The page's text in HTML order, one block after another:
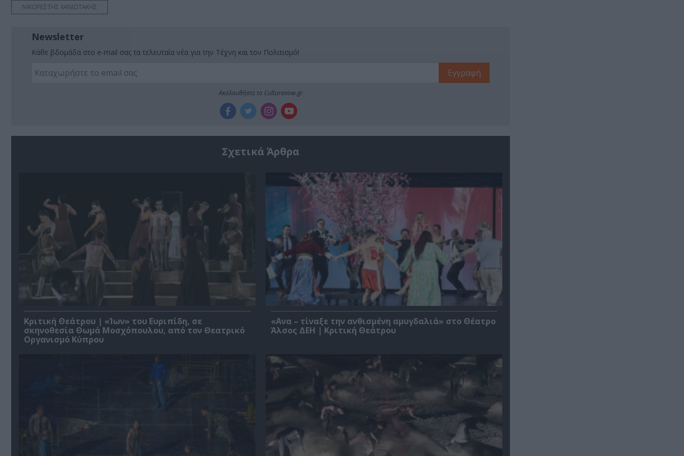
ΝΙΚΟΡΕΣΤΗΣ ΧΑΝΙΩΤΑΚΗΣ
Newsletter
Κάθε βδομάδα στο e-mail σας τα τελευταία νέα για την Τέχνη και τον Πολιτισμό!
Ακολουθήστε το Culturenow.gr
Σχετικά Άρθρα
Κριτική Θεάτρου | «Ίων» του Ευριπίδη, σε
σκηνοθεσία Θωμά Μοσχόπουλου, από τον Θεατρικό
Οργανισμό Κύπρου
«Ανα – τίναξε την ανθισμένη αμυγδαλιά» στο Θέατρο
Άλσος ΔΕΗ | Κριτική Θεάτρου